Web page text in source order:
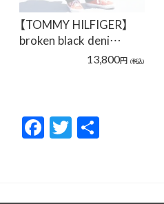
【TOMMY HILFIGER】
broken black deni…
13,800円 (税込)
F
ac
T
w